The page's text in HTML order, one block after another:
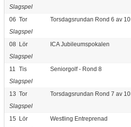
Slagspel
06 Tor
Torsdagsrundan Rond 6 av 10
Slagspel
08
Lör
ICA Jubileumspokalen
Slagspel
11 Tis
Seniorgolf - Rond 8
Slagspel
13 Tor
Torsdagsrundan Rond 7 av 10
Slagspel
15
Lör
Westling Entreprenad